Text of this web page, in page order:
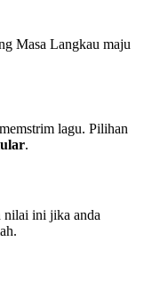
Masa Langkau maju
lagu. Pilihan
.
nilai ini jika anda